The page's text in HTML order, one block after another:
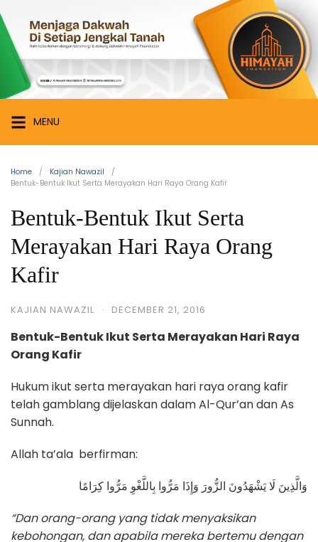
to
content
Himayah
Foundation
Menjaga
Dakwah
di
Setiap
Jengkal
MENU
Home
Kajian Nawazil
Bentuk-Bentuk Ikut Serta Merayakan Hari Raya Orang Kafir
Bentuk-Bentuk Ikut Serta
Merayakan Hari Raya Orang
Kafir
KAJIAN NAWAZIL · DECEMBER 21, 2016
Bentuk-Bentuk Ikut Serta Merayakan Hari Raya
Orang Kafir
Hukum ikut serta merayakan hari raya orang kafir
telah gamblang dijelaskan dalam Al-Qur’an dan As
Sunnah.
Allah ta’ala berfirman:
وَالَّذِينَ لَا يَشْهَدُونَ الزُّورَ وَإِذَا مَرُّوا بِاللَّغْوِ مَرُّوا كِرَامًا
“Dan orang-orang yang tidakmenyaksikan
kebohongan, dan apabila mereka bertemu dengan